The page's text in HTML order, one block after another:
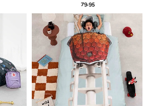
79,95